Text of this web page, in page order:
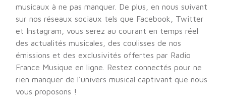
musicaux à ne pas manquer. De plus, en nous suivant
sur nos réseaux sociaux tels que Facebook, Twitter
et Instagram, vous serez au courant en temps réel
des actualités musicales, des coulisses de nos
émissions et des exclusivités offertes par Radio
France Musique en ligne. Restez connectés pour ne
rien manquer de l’univers musical captivant que nous
vous proposons !